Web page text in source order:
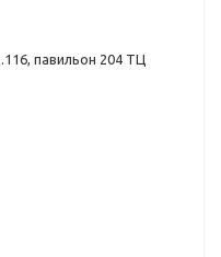
павильон 204 ТЦ